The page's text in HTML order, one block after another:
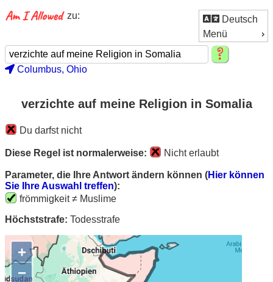
Deutsch
Menü
zu:
Columbus, Ohio
verzichte auf meine Religion in Somalia
Du darfst nicht
Diese Regel ist normalerweise: Nicht erlaubt
Parameter, die Ihre Antwort ändern können (Hier können
Sie Ihre Auswahl treffen):
frömmigkeit ≠ Muslime
Höchststrafe: Todesstrafe
+
−